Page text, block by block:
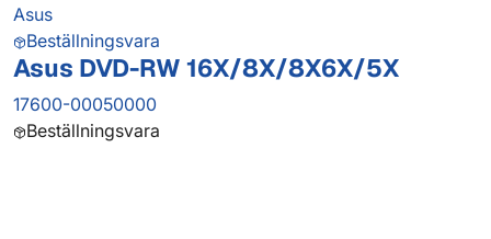
Asus
Beställningsvara
Asus DVD-RW 16X/8X/8X6X/5X
17600-00050000
Beställningsvara